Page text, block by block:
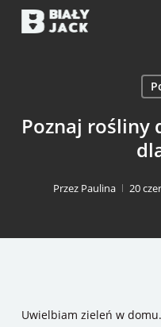
Poznaj rośliny
Przez Paulina 20
Uwielbiam zieleń w